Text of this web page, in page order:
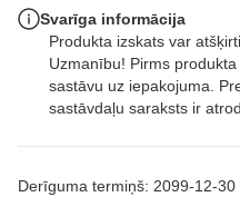
Derīguma termiņš: 2099-12-30
Svarīga informācija
Produkta izskats var
Uzmanību! Pirms
sastāvu uz iepakojuma.
sastāvdaļu saraksts ir